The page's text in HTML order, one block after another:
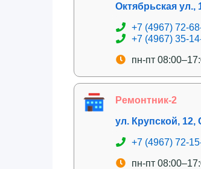
Октябрьская ул.,
+7 (4967) 72-
+7 (4967) 35-
пн-пт
Ремонтник-2
ул. Крупской, 12,
+7 (4967) 72-
пн-пт